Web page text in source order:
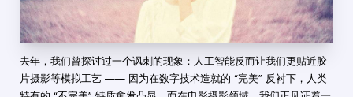
去年，我们曾探讨过一个讽刺的现象：人工智能反而让我们更贴近胶
片摄影等模拟工艺 —— 因为在数字技术造就的 “完美” 反衬下，人类